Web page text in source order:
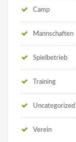
Camp
Mannschaften
Spielbetrieb
Training
Uncategorized
Verein